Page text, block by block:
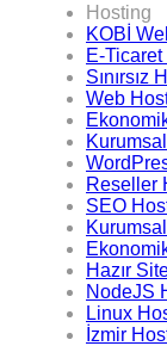
Hosting
KOBİ
E-
Sınırsız
Web
Reseller
SEO
Hazır
NodeJS
Linux
İzmir